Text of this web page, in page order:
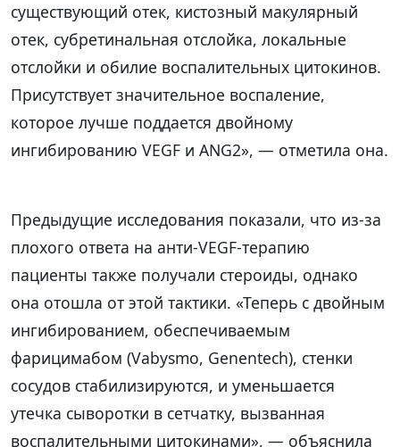
существующий отек, кистозный макулярный
отек, субретинальная отслойка, локальные
отслойки и обилие воспалительных цитокинов.
Присутствует значительное воспаление,
которое лучше поддается двойному
ингибированию VEGF и ANG2», — отметила она.
Предыдущие исследования показали, что из-за
плохого ответа на анти-VEGF-терапию
пациенты также получали стероиды, однако
она отошла от этой тактики. «Теперь с двойным
ингибированием, обеспечиваемым
фарицимабом (Vabysmo, Genentech), стенки
сосудов стабилизируются, и уменьшается
утечка сыворотки в сетчатку, вызванная
воспалительными цитокинами», — объяснила